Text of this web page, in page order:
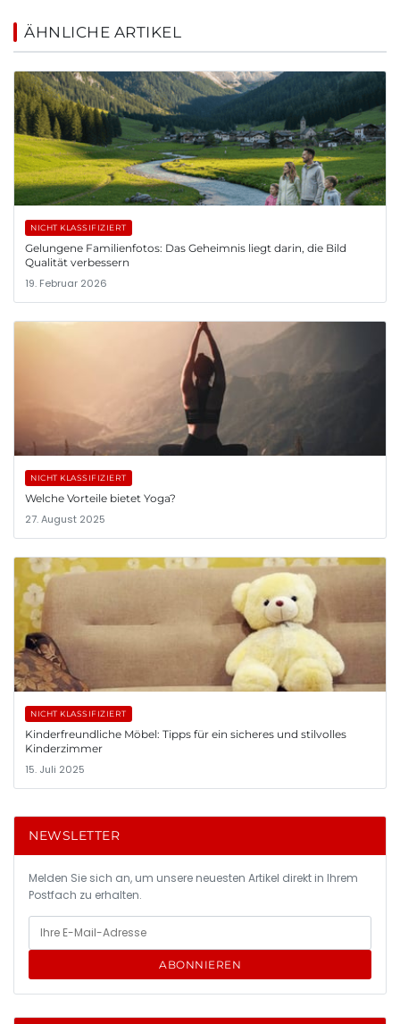
ÄHNLICHE ARTIKEL
NICHT KLASSIFIZIERT
Gelungene Familienfotos: Das Geheimnis liegt darin, die Bild
Qualität verbessern
19. Februar 2026
NICHT KLASSIFIZIERT
Welche Vorteile bietet Yoga?
27. August 2025
NICHT KLASSIFIZIERT
Kinderfreundliche Möbel: Tipps für ein sicheres und stilvolles
Kinderzimmer
15. Juli 2025
NEWSLETTER
Melden Sie sich an, um unsere neuesten Artikel direkt in Ihrem
Postfach zu erhalten.
ABONNIEREN